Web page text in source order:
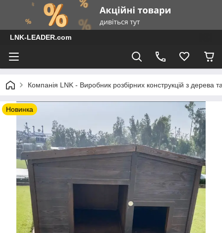
LNK-LEADER.com
Компанія LNK - Виробник розбірних конструкцій з дерева
Новинка